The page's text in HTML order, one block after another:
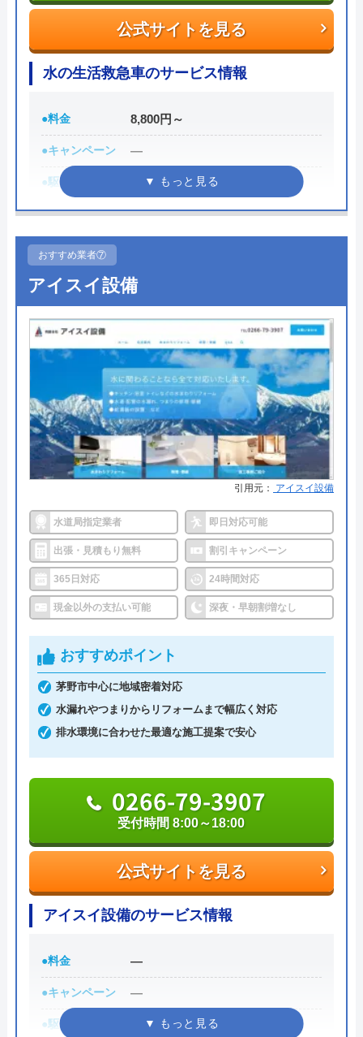
新設工業株式会社
代表者 工藤英貴
所在地
〒381-2206
対応エリア 長野市・須坂市・千曲市を中心に
新設工業(株)のクチコミ on
※クチコミの内容について
j j
2 か月前
道を歩いていたら、私が邪魔だったのか後ろ
からニュートラルでアクセル空ぶかしされま
した。別に徐行すれば通れる道幅なのに。私
が邪魔だったのなら申し訳ないけど、軽くク
ラクション鳴らすとかで良かったんじゃない
ですか？マナーがない運転する人に会社の車
よく貸せますね。乱暴な仕事をしているんで
しょうね。 通り過ぎる時も、わざわざ人の
もよく見えてましたよ。雨降ってるのに真っ
黒のサングラスをかけた坊主頭のと、坊主頭
のおじさんが。はっきり顔も覚えてるので。
よろしくどうぞ。
Googleクチコミを見る
公式サイトを見る
水の生活救急車のサービス情報
●料金 8,800円～
●キャンペーン ―
●駆けつけ時間 最短30分
●受付時間 8:00-22:00
●定休日
●出張見積もり 出張見積もり無料
●支払い方法 現金、クレジットカード
●累計実績 施工対応数240万件以上
●保証・保険 ―
詳細は公式HPでご確認ください
水の生活救急車がおすすめの理由
拠点数2270店舗と日本全国に拠点を構え、年中無休
い合わせ受付をしてくれるので、すぐに相談ができ
水トラブルの不安もすぐに解消できます。
調整作業のみであれば8,800円～と明朗会計。問い合
わせから見積もりまですべて無料でできるので、ま
日本全国の水トラブルに対応している水の生活救急
車はトイレのみならず洗面所やキッチン、お風呂な
どにも対応してくれる水まわりトラブル解決のスペ
シャリストです。
おすすめポイントとしてはこれまでの施工対応実績
は240万件以上と豊富な実績数があり、また最短5分
で業者を手配してくれて最短30分でスピード駆け付
けしてくれるところです。
また、取扱いメーカーに関しても幅広いため、水ま
う。
もちろん見積もりは無料ですし、出張・キャンセル
についても無料ですので、まずはサイトを覗いてみ
おすすめ業者⑦
アイスイ設備
引用元： アイスイ設備
水道局指定業者 即日対応可能
出張・見積もり無料 割引キャンペーン
365日対応 24時間対応
現金以外の支払い可能 深夜・早朝割増なし
おすすめポイント
茅野市中心に地域密着対応
水漏れやつまりからリフォームまで幅広く対応
排水環境に合わせた最適な施工提案で安心
公式サイトを見る
0266-79-3907
受付時間 8:00～18:00
アイスイ設備のサービス情報
●料金 ―
●キャンペーン ―
●駆けつけ時間